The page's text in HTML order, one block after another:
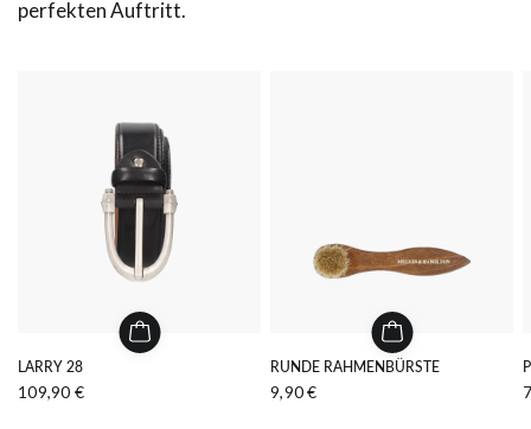
perfekten Auftritt.
LARRY 28
109,90 €
RUNDE RAHMENBÜRSTE
9,90 €